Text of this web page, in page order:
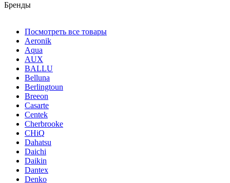
Бренды
Посмотреть все товары
Aeronik
Aqua
AUX
BALLU
Belluna
Berlingtoun
Breeon
Casarte
Centek
Cherbrooke
CHiQ
Dahatsu
Daichi
Daikin
Dantex
Denko